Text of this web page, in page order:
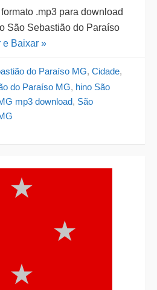
.mp3 para download
São Sebastião do Paraíso
e Baixar »
do Paraíso MG, Cidade,
do Paraíso MG, hino São
mp3 download, São